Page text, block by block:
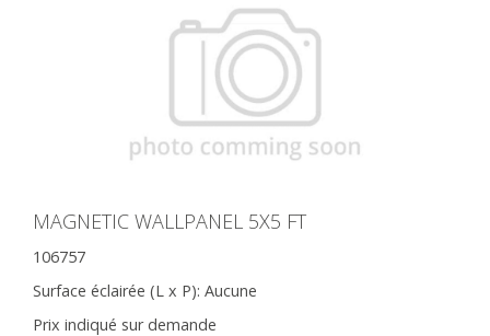
MAGNETIC WALLPANEL 5X5 FT
106757
Surface éclairée (L x P): Aucune
Prix indiqué sur demande